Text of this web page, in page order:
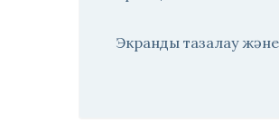
Экранды тазалау